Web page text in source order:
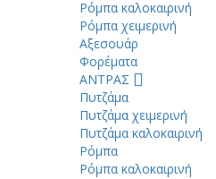
Ρόμπα καλοκαιρινή
Ρόμπα χειμερινή
Αξεσουάρ
Φορέματα
ΑΝΤΡΑΣ
Πυτζάμα
Πυτζάμα χειμερινή
Πυτζάμα καλοκαιρινή
Ρόμπα
Ρόμπα καλοκαιρινή